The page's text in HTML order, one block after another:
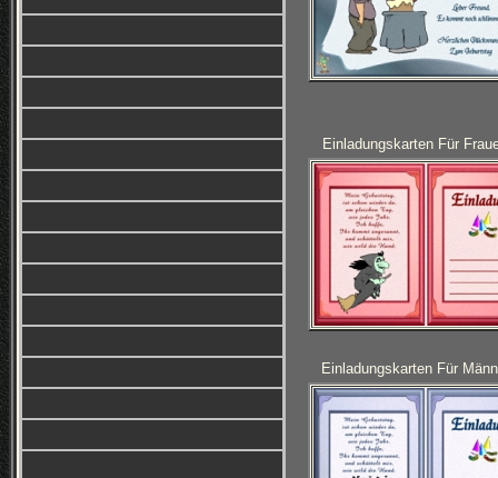
Einladungskarten Für
Einladungskarten Für